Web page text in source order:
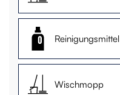
Reinigungsmittel
Wischmopp